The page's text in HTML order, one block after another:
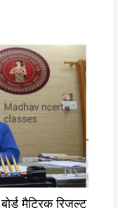
मैट्रिक रिजल्ट